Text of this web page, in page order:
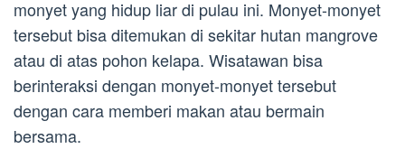
monyet yang hidup liar di pulau ini. Monyet-monyet
tersebut bisa ditemukan di sekitar hutan mangrove
atau di atas pohon kelapa. Wisatawan bisa
berinteraksi dengan monyet-monyet tersebut
dengan cara memberi makan atau bermain
bersama.